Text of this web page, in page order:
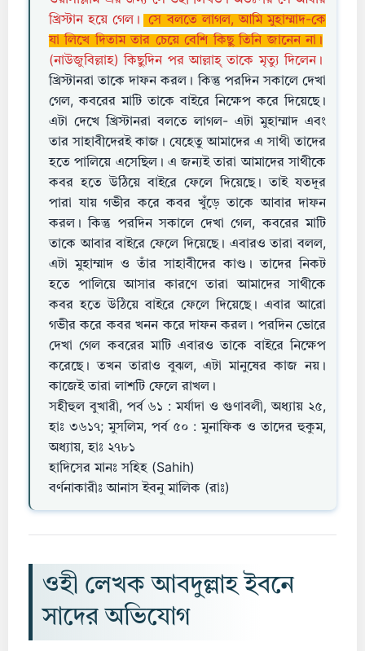
খ্রিস্টান হয়ে গেল।
সে বলতে লাগল, আমি মুহাম্মাদ-কে
যা লিখে দিতাম তার চেয়ে বেশি কিছু তিনি জানেন না।
(নাউজুবিল্লাহ) কিছুদিন পর আল্লাহ্ তাকে মৃত্যু দিলেন।
খ্রিস্টানরা তাকে দাফন করল। কিন্তু পরদিন সকালে দেখা
গেল, কবরের মাটি তাকে বাইরে নিক্ষেপ করে দিয়েছে।
এটা দেখে খ্রিস্টানরা বলতে লাগল- এটা মুহাম্মাদ এবং
তার সাহাবীদেরই কাজ। যেহেতু আমাদের এ সাথী তাদের
হতে পালিয়ে এসেছিল। এ জন্যই তারা আমাদের সাথীকে
কবর হতে উঠিয়ে বাইরে ফেলে দিয়েছে। তাই যতদূর
পারা যায় গভীর করে কবর খুঁড়ে তাকে আবার দাফন
করল। কিন্তু পরদিন সকালে দেখা গেল, কবরের মাটি
তাকে আবার বাইরে ফেলে দিয়েছে। এবারও তারা বলল,
এটা মুহাম্মাদ ও তাঁর সাহাবীদের কাণ্ড। তাদের নিকট
হতে পালিয়ে আসার কারণে তারা আমাদের সাথীকে
কবর হতে উঠিয়ে বাইরে ফেলে দিয়েছে। এবার আরো
গভীর করে কবর খনন করে দাফন করল। পরদিন ভােরে
দেখা গেল কবরের মাটি এবারও তাকে বাইরে নিক্ষেপ
করেছে। তখন তারাও বুঝল, এটা মানুষের কাজ নয়।
কাজেই তারা লাশটি ফেলে রাখল।
সহীহুল বুখারী, পর্ব ৬১ : মর্যাদা ও গুণাবলী, অধ্যায় ২৫,
হাঃ ৩৬১৭; মুসলিম, পর্ব ৫০ : মুনাফিক ও তাদের হুকুম,
অধ্যায়, হাঃ ২৭৮১
হাদিসের মানঃ সহিহ (Sahih)
বর্ণনাকারীঃ আনাস ইবনু মালিক (রাঃ)
ওহী লেখক আবদুল্লাহ ইবনে
সাদের অভিযোগ